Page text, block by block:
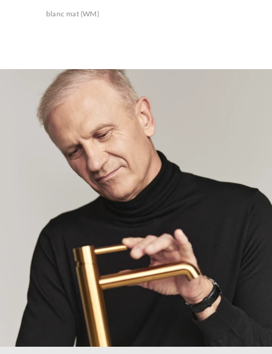
blanc mat (WM)